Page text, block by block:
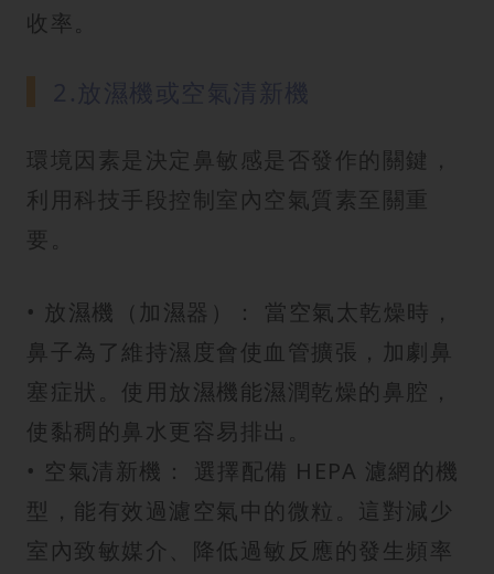
收率。
環境因素是決定鼻敏感是否發作的關鍵，
利用科技手段控制室內空氣質素至關重
要。
• 放濕機（加濕器）： 當空氣太乾燥時，
鼻子為了維持濕度會使血管擴張，加劇鼻
塞症狀。使用放濕機能濕潤乾燥的鼻腔，
使黏稠的鼻水更容易排出。
• 空氣清新機： 選擇配備 HEPA 濾網的機
型，能有效過濾空氣中的微粒。這對減少
室內致敏媒介、降低過敏反應的發生頻率